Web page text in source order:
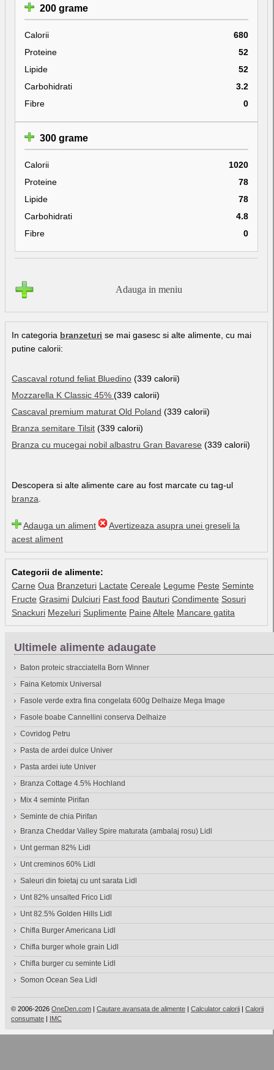
200 grame
Calorii
680
Proteine
52
Lipide
52
Carbohidrati
3.2
Fibre
0
300 grame
Calorii
1020
Proteine
78
Lipide
78
Carbohidrati
4.8
Fibre
0
Adauga in meniu
In categoria branzeturi se mai gasesc si alte alimente, cu mai
putine calorii:
Cascaval rotund feliat Bluedino (339 calorii)
Mozzarella K Classic 45% (339 calorii)
Cascaval premium maturat Old Poland (339 calorii)
Branza semitare Tilsit (339 calorii)
Branza cu mucegai nobil albastru Gran Bavarese (339 calorii)
Descopera si alte alimente care au fost marcate cu tag-ul
branza
Adauga un aliment
Avertizeaza asupra unei greseli la
acest aliment
Categorii de alimente:
Carne Oua Branzeturi Lactate Cereale Legume Peste Seminte
Fructe Grasimi Dulciuri Fast food Bauturi Condimente Sosuri
Snackuri Mezeluri Suplimente Paine Altele Mancare gatita
Ultimele alimente adaugate
Baton proteic stracciatella Born Winner
Faina Ketomix Universal
Fasole verde extra fina congelata 600g Delhaize Mega Image
Fasole boabe Cannellini conserva Delhaize
Covridog Petru
Pasta de ardei dulce Univer
Pasta ardei iute Univer
Branza Cottage 4.5% Hochland
Mix 4 seminte Pirifan
Seminte de chia Pirifan
Branza Cheddar Valley Spire maturata (ambalaj rosu) Lidl
Unt german 82% Lidl
Unt creminos 60% Lidl
Saleuri din foietaj cu unt sarata Lidl
Unt 82% unsalted Frico Lidl
Unt 82.5% Golden Hills Lidl
Chifla Burger Americana Lidl
Chifla burger whole grain Lidl
Chifla burger cu seminte Lidl
Somon Ocean Sea Lidl
© 2006-2026 OneDen.com | Cautare avansata de alimente | Calculator calorii | Calorii
consumate | IMC